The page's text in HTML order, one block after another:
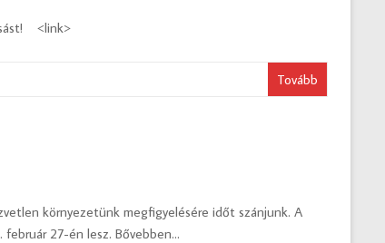
<link>
Tovább
környezetünk megfigyelésére időt szánjunk. A
27-én lesz. Bővebben…